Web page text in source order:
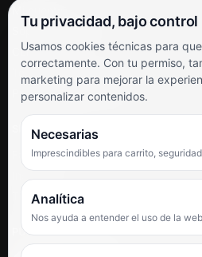
Soporte al cliente
Contacto
Términos y condiciones
Preguntas frecuentes
SÍGUENOS
Facebook
TikTok
PUNTUACIÓN DE 4,6 SOBRE 5 EN
Tu privacidad, bajo control
Usamos cookies técnicas para
correctamente. Con tu permiso,
marketing para mejorar la
personalizar contenidos.
Necesarias
Imprescindibles para carrito,
Analítica
Nos ayuda a entender el uso de la